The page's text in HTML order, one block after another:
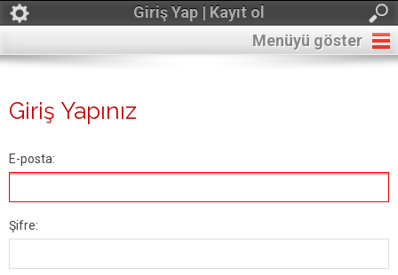
Giriş Yap | Kayıt ol
Menüyü göster
Giriş Yapınız
E-posta:
Şifre: